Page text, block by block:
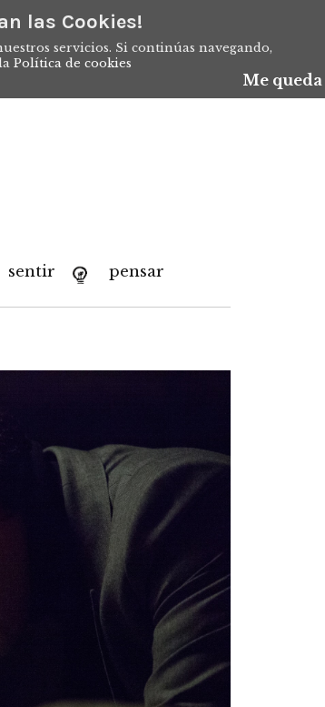
las Cookies!
servicios. Si continúas navegando,
Política de cookies
Me
sentir pensar